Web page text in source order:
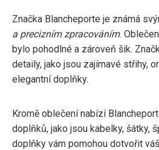
Značka Blancheporte je známá
a precizním zpracováním.
bylo pohodlné a zároveň šik.
detaily, jako jsou zajímavé střihy,
elegantní doplňky.
Kromě oblečení nabízí
doplňků, jako jsou kabelky, šátky,
doplňky vám pomohou dotvořit